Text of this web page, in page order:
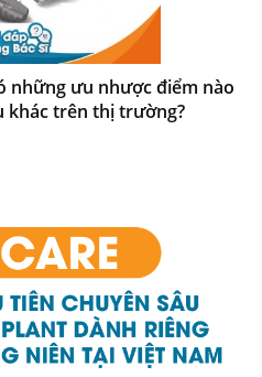
những ưu nhược điểm nào
khác trên thị trường?